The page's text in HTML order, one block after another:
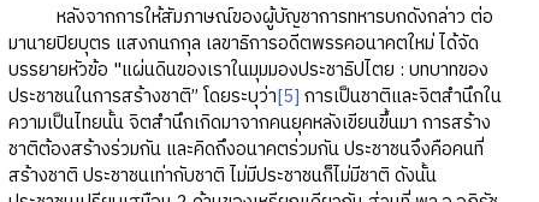
หลังจากการให้สัมภาษณ์ของผู้บัญชาการทหารบกดังกล่าว ต่อ
มานายปิยบุตร แสงกนกกุล เลขาธิการอดีตพรรคอนาคตใหม่ ได้จัด
บรรยายหัวข้อ "แผ่นดินของเราในมุมมองประชาธิปไตย : บทบาทของ
ประชาชนในการสร้างชาติ” โดยระบุว่า[5] การเป็นชาติและจิตสำนึกใน
ความเป็นไทยนั้น จิตสำนึกเกิดมาจากคนยุคหลังเขียนขึ้นมา การสร้าง
ชาติต้องสร้างร่วมกัน และคิดถึงอนาคตร่วมกัน ประชาชนจึงคือคนที่
สร้างชาติ ประชาชนเท่ากับชาติ ไม่มีประชาชนก็ไม่มีชาติ ดังนั้น